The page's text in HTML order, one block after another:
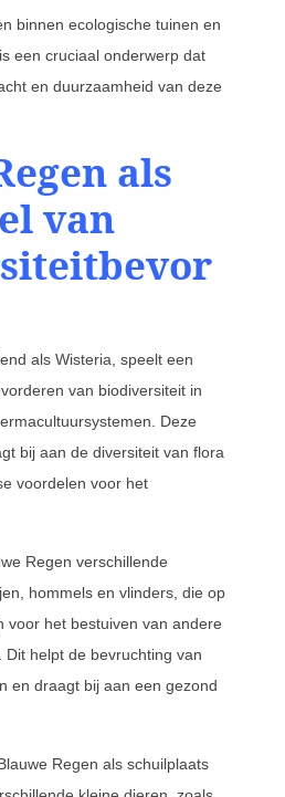
binnen ecologische tuinen en
een cruciaal onderwerp dat
en duurzaamheid van deze
als
van
als Wisteria, speelt een
van biodiversiteit in
Deze
bij aan de diversiteit van flora
voordelen voor het
Regen verschillende
hommels en vlinders, die op
voor het bestuiven van andere
helpt de bevruchting van
en draagt bij aan een gezond
Regen als schuilplaats